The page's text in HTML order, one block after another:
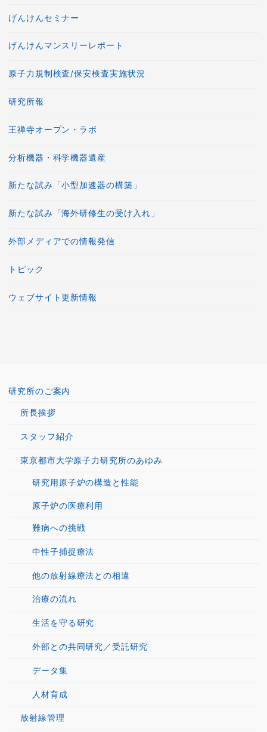
げんけんセミナー
げんけんマンスリーレポート
原子力規制検査/保安検査実施状況
研究所報
王禅寺オープン・ラボ
分析機器・科学機器遺産
新たな試み「小型加速器の構築」
新たな試み「海外研修生の受け入れ」
外部メディアでの情報発信
トピック
ウェブサイト更新情報
研究所のご案内
所長挨拶
スタッフ紹介
東京都市大学原子力研究所のあゆみ
研究用原子炉の構造と性能
原子炉の医療利用
難病への挑戦
中性子捕捉療法
他の放射線療法との相違
治療の流れ
生活を守る研究
外部との共同研究／受託研究
データ集
人材育成
放射線管理